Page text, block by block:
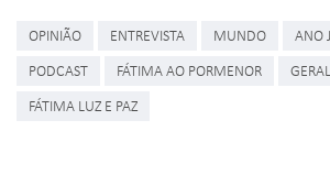
OPINIÃO ENTREVISTA MUNDO
ANO
PODCAST
FÁTIMA AO PORMENOR
GERAL
FÁTIMA LUZ E PAZ